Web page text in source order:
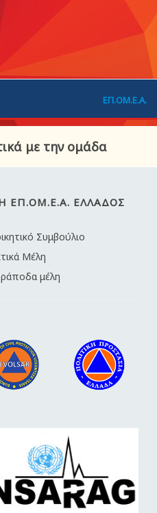
ΕΠ.ΟΜ.Ε.Α.
ΕΠΙΚΟΙΝΩΝΙΑ
με την ομάδα
ΕΠ.ΟΜ.Ε.Α. ΕΛΛΆΔΟΣ
Συμβούλιο
Μέλη
μέλη